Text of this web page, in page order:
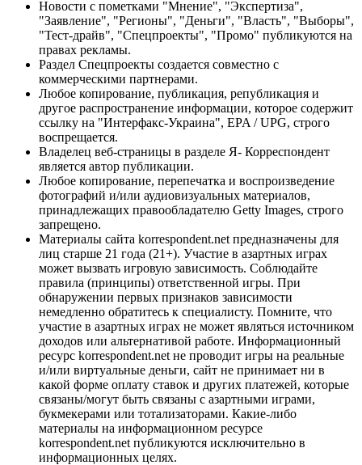
Новости с пометками "Мнение", "Экспертиза",
"Заявление", "Регионы", "Деньги", "Власть", "Выборы",
"Тест-драйв", "Спецпроекты", "Промо" публикуются на
правах рекламы.
Раздел Спецпроекты создается совместно с
коммерческими партнерами.
Любое копирование, публикация, републикация и
другое распространение информации, которое содержит
ссылку на "Интерфакс-Украина", EPA / UPG, строго
воспрещается.
Владелец веб-страницы в разделе Я- Корреспондент
является автор публикации.
Любое копирование, перепечатка и воспроизведение
фотографий и/или аудиовизуальных материалов,
принадлежащих правообладателю Getty Images, строго
запрещено.
Материалы сайта korrespondent.net предназначены для
лиц старше 21 года (21+). Участие в азартных играх
может вызвать игровую зависимость. Соблюдайте
правила (принципы) ответственной игры. При
обнаружении первых признаков зависимости
немедленно обратитесь к специалисту. Помните, что
участие в азартных играх не может являться источником
доходов или альтернативой работе. Информационный
ресурс korrespondent.net не проводит игры на реальные
и/или виртуальные деньги, сайт не принимает ни в
какой форме оплату ставок и других платежей, которые
связаны/могут быть связаны с азартными играми,
букмекерами или тотализаторами. Какие-либо
материалы на информационном ресурсе
korrespondent.net публикуются исключительно в
информационных целях.